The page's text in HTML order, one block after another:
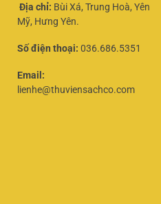
Địa chỉ: Bùi Xá, Trung Hoà, Yên
Mỹ, Hưng Yên.
Số điện thoại: 036.686.5351
Email:
lienhe@thuviensachco.com